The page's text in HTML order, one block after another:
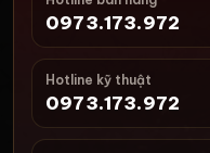
0973.173.972
Hotline kỹ thuật
0973.173.972